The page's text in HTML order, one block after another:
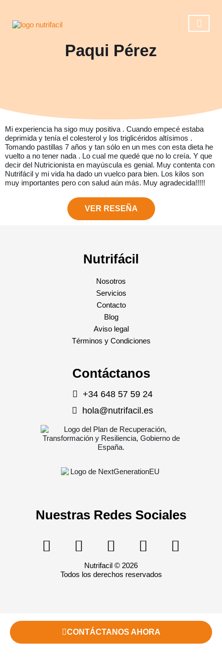
Paqui Pérez
Mi experiencia ha sigo muy positiva . Cuando empecé estaba
deprimida y tenía el colesterol y los triglicéridos altísimos .
Tomando pastillas 7 años y tan sólo en un mes con esta dieta he
vuelto a no tener nada . Lo cual me quedé que no lo creía. Y que
decir del Nutricionista en mayúscula es genial. Muy contenta con
Nutrifácil y mi vida ha dado un vuelco para bien. Los kilos son
muy importantes pero con salud aún más. Muy agradecida!!!!!
VER RESEÑA
Nutrifácil
Nosotros
Servicios
Contacto
Blog
Aviso legal
Términos y Condiciones
Contáctanos
+34 648 57 59 24
hola@nutrifacil.es
Nuestras Redes Sociales
Nutrifacil © 2026
Todos los derechos reservados
CONTÁCTANOS AHORA